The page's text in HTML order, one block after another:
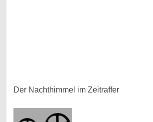
Der Nachthimmel im Zeitraffer